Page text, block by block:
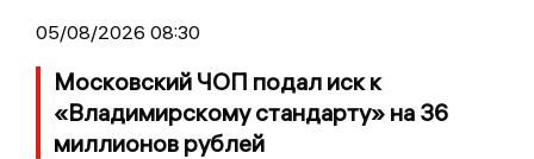
05/08/2026 08:30
Московский ЧОП подал иск к
«Владимирскому стандарту» на 36
миллионов рублей